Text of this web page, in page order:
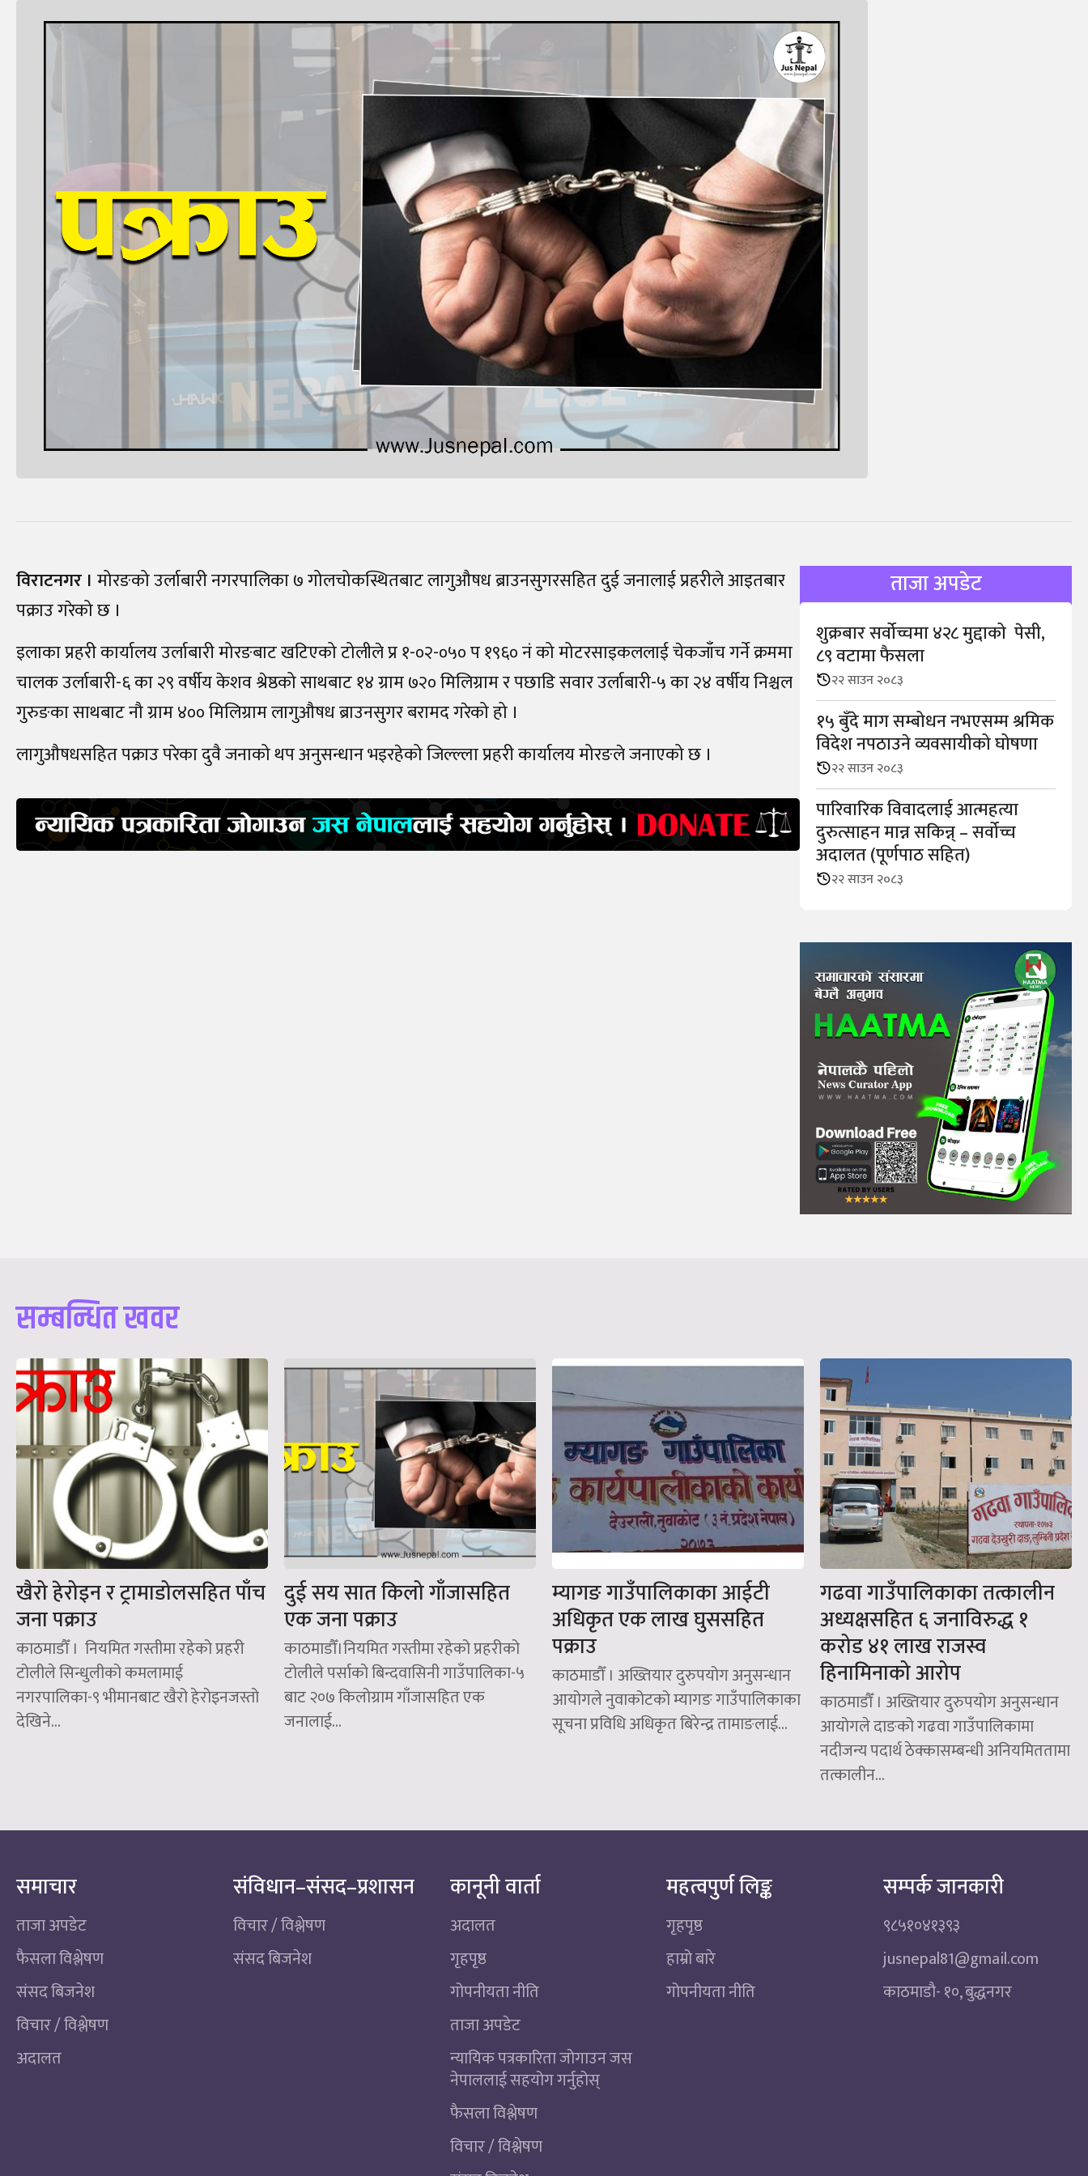
विराटनगर । मोरङको उर्लाबारी नगरपालिका ७ गोलचोकस्थितबाट लागुऔषध ब्राउनसुगरसहित दुई जनालाई प्रहरीले आइतबार
पक्राउ गरेको छ ।
इलाका प्रहरी कार्यालय उर्लाबारी मोरङबाट खटिएको टोलीले प्र १-०२-०५० प १९६० नं को मोटरसाइकललाई चेकजाँच गर्ने क्रममा
चालक उर्लाबारी-६ का २९ वर्षीय केशव श्रेष्ठको साथबाट १४ ग्राम ७२० मिलिग्राम र पछाडि सवार उर्लाबारी-५ का २४ वर्षीय निश्चल
गुरुङका साथबाट नौ ग्राम ४०० मिलिग्राम लागुऔषध ब्राउनसुगर बरामद गरेको हो ।
लागुऔषधसहित पक्राउ परेका दुवै जनाको थप अनुसन्धान भइरहेको जिल्ल्ला प्रहरी कार्यालय मोरङले जनाएको छ ।
ताजा अपडेट
शुक्रबार सर्वोच्चमा ४२८ मुद्दाको पेसी,
८९ वटामा फैसला
२२ साउन २०८३
१५ बुँदे माग सम्बोधन नभएसम्म श्रमिक
विदेश नपठाउने व्यवसायीको घोषणा
२२ साउन २०८३
पारिवारिक विवादलाई आत्महत्या
दुरुत्साहन मान्न सकिन्न् – सर्वोच्च
अदालत (पूर्णपाठ सहित)
२२ साउन २०८३
सम्बन्धित खवर
खैरो हेरोइन र ट्रामाडोलसहित पाँच
जना पक्राउ
काठमाडौँ । नियमित गस्तीमा रहेको प्रहरी
टोलीले सिन्धुलीको कमलामाई
नगरपालिका-९ भीमानबाट खैरो हेरोइनजस्तो
देखिने...
दुई सय सात किलो गाँजासहित
एक जना पक्राउ
काठमाडौँ।नियमित गस्तीमा रहेको प्रहरीको
टोलीले पर्साको बिन्दवासिनी गाउँपालिका-५
बाट २०७ किलोग्राम गाँजासहित एक
जनालाई...
म्यागङ गाउँपालिकाका आईटी
अधिकृत एक लाख घुससहित
पक्राउ
काठमाडौँ । अख्तियार दुरुपयोग अनुसन्धान
आयोगले नुवाकोटको म्यागङ गाउँपालिकाका
सूचना प्रविधि अधिकृत बिरेन्द्र तामाङलाई...
गढवा गाउँपालिकाका तत्कालीन
अध्यक्षसहित ६ जनाविरुद्ध १
करोड ४१ लाख राजस्व
हिनामिनाको आरोप
काठमाडौँ । अख्तियार दुरुपयोग अनुसन्धान
आयोगले दाङको गढवा गाउँपालिकामा
नदीजन्य पदार्थ ठेक्कासम्बन्धी अनियमिततामा
तत्कालीन...
समाचार
ताजा अपडेट
फैसला विश्लेषण
संसद बिजनेश
विचार / विश्लेषण
अदालत
संविधान–संसद–प्रशासन
विचार / विश्लेषण
संसद बिजनेश
कानूनी वार्ता
अदालत
गृहपृष्ठ
गोपनीयता नीति
ताजा अपडेट
न्यायिक पत्रकारिता जोगाउन जस
नेपाललाई सहयोग गर्नुहोस्
फैसला विश्लेषण
विचार / विश्लेषण
महत्वपुर्ण लिङ्क
गृहपृष्ठ
हाम्रो बारे
गोपनीयता नीति
सम्पर्क जानकारी
९८५१०४१३९३
jusnepal81@gmail.com
काठमाडाै‌- १०, बुद्धनगर